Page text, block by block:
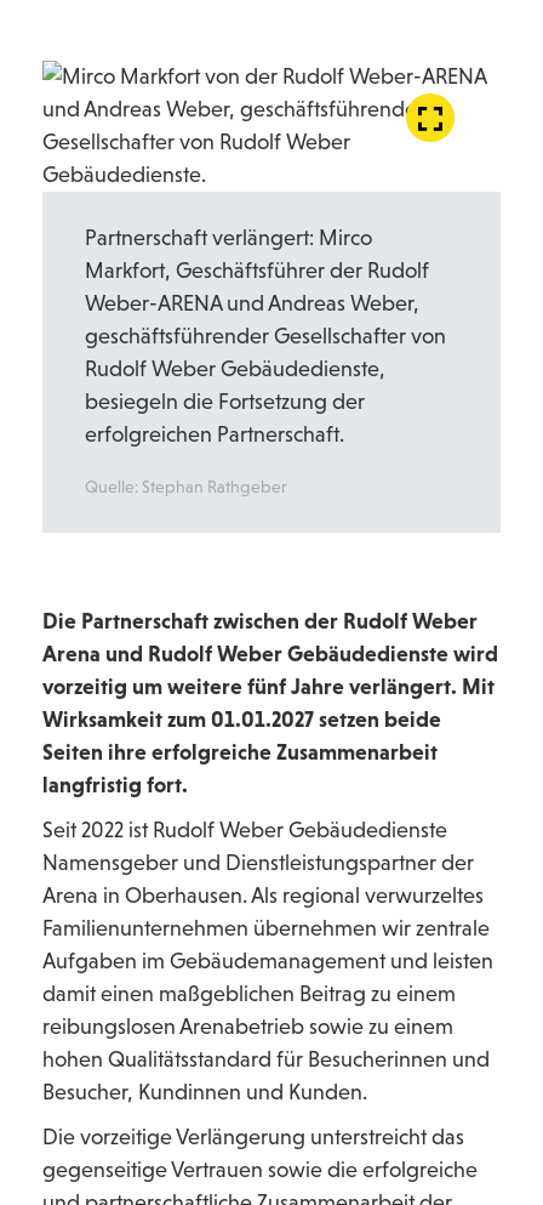
Partnerschaft verlängert: Mirco
Markfort, Geschäftsführer der Rudolf
Weber-ARENA und Andreas Weber,
geschäftsführender Gesellschafter von
Rudolf Weber Gebäudedienste,
besiegeln die Fortsetzung der
erfolgreichen Partnerschaft.
Quelle: Stephan Rathgeber
Die Partnerschaft zwischen der Rudolf Weber
Arena und Rudolf Weber Gebäudedienste wird
vorzeitig um weitere fünf Jahre verlängert. Mit
Wirksamkeit zum 01.01.2027 setzen beide
Seiten ihre erfolgreiche Zusammenarbeit
langfristig fort.
Seit 2022 ist Rudolf Weber Gebäudedienste
Namensgeber und Dienstleistungspartner der
Arena in Oberhausen. Als regional verwurzeltes
Familienunternehmen übernehmen wir zentrale
Aufgaben im Gebäudemanagement und leisten
damit einen maßgeblichen Beitrag zu einem
reibungslosen Arenabetrieb sowie zu einem
hohen Qualitätsstandard für Besucherinnen und
Besucher, Kundinnen und Kunden.
Die vorzeitige Verlängerung unterstreicht das
gegenseitige Vertrauen sowie die erfolgreiche